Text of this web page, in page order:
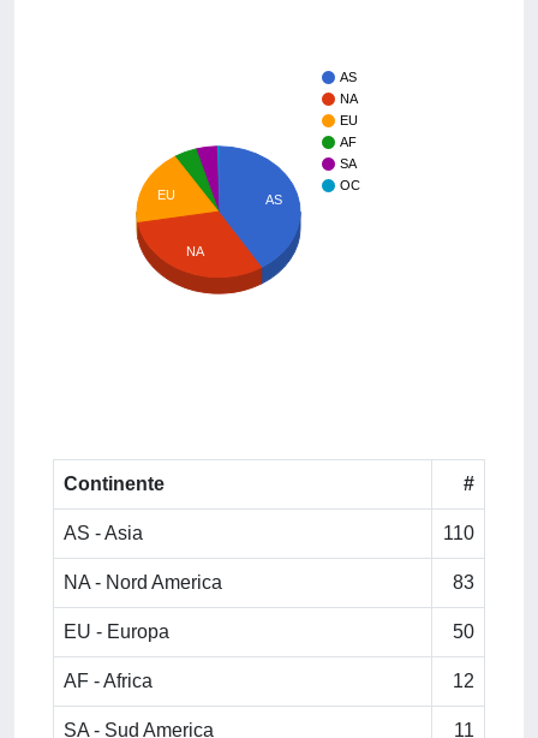
AS
NA
EU
AF
SA
OC
AS
EU
NA
Continente #
AS - Asia 110
NA - Nord America 83
EU - Europa 50
AF - Africa 12
SA - Sud America 11